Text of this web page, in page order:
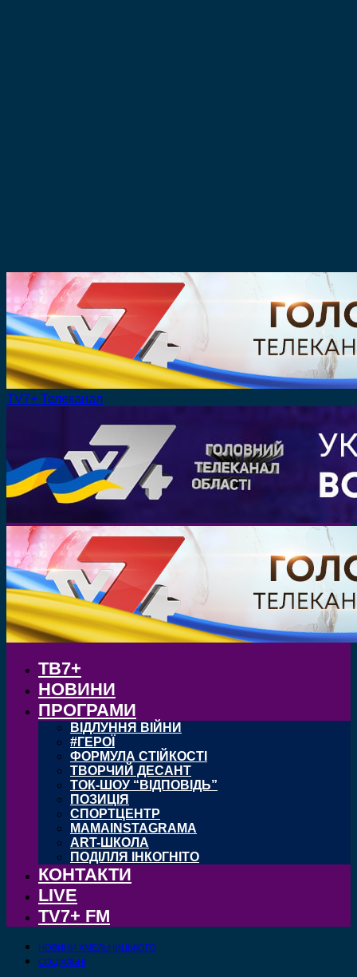
TV7+ Телеканал
ТВ7+
НОВИНИ
ПРОГРАМИ
ВІДЛУННЯ ВІЙНИ
#ГЕРОЇ
ФОРМУЛА СТІЙКОСТІ
ТВОРЧИЙ ДЕСАНТ
ТОК-ШОУ “ВІДПОВІДЬ”
ПОЗИЦІЯ
СПОРТЦЕНТР
MAMAINSTAGRAMA
ART-ШКОЛА
ПОДІЛЛЯ ІНКОГНІТО
КОНТАКТИ
LIVE
TV7+ FM
НОВИНИ ХМЕЛЬНИЦЬКОГО
СОЦІАЛЬНІ